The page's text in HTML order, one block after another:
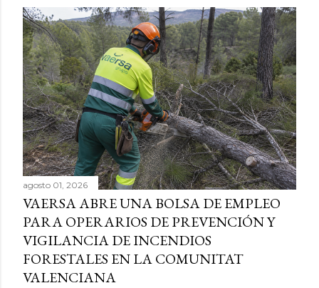
agosto 01, 2026
VAERSA ABRE UNA BOLSA DE EMPLEO
PARA OPERARIOS DE PREVENCIÓN Y
VIGILANCIA DE INCENDIOS
FORESTALES EN LA COMUNITAT
VALENCIANA